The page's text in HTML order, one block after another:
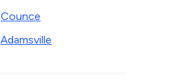
Counce
Adamsville